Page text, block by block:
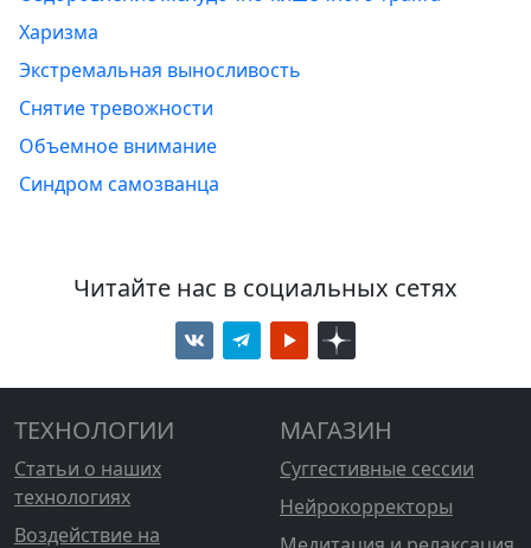
Харизма
Экстремальная выносливость
Снятие тревожности
Объемное внимание
Синдром самозванца
Читайте нас в социальных сетях
ТЕХНОЛОГИИ
Статьи о наших
технологиях
Воздействие на
МАГАЗИН
Суггестивные сессии
Нейрокорректоры